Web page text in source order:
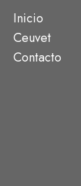
Inicio
Ceuvet
Contacto